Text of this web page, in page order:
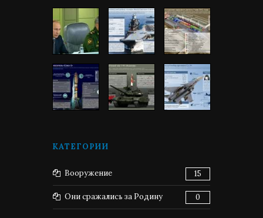
КАТЕГОРИИ
Вооружение 15
Они сражались за Родину 0